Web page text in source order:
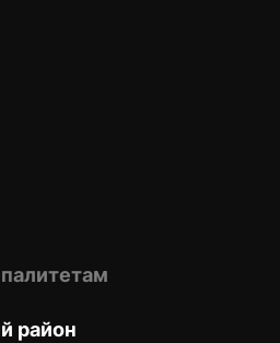
район